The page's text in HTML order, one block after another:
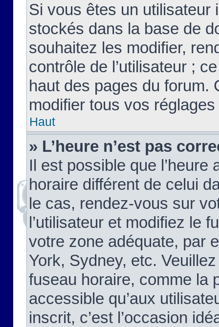
Si vous êtes un
stockés dans la base de
souhaitez les modifier,
contrôle de l’utilisateur ;
haut des pages du forum.
modifier tous vos
Haut
» L’heure n’est pas
Il est possible que
horaire différent de celui
le cas, rendez-vous sur
l’utilisateur et modifiez le
votre zone adéquate, par
York, Sydney, etc.
fuseau horaire, comme la
accessible qu’aux
inscrit, c’est l’occasion